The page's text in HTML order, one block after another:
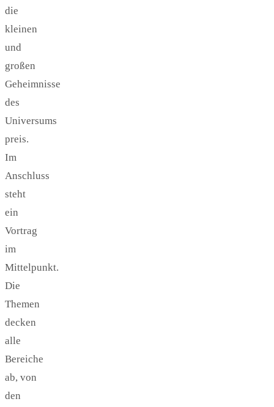
die
kleinen
und
großen
Geheimnisse
des
Universums
preis.
Im
Anschluss
steht
ein
Vortrag
im
Mittelpunkt.
Die
Themen
decken
alle
Bereiche
ab, von
den